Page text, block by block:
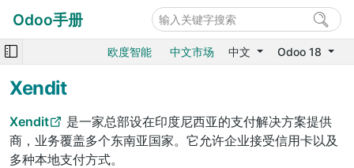
Odoo手册
欧度智能 中文市场 中文 Odoo 18
Xendit
Xendit
是一家总部设在印度尼西亚的支付解决方案提供
商，业务覆盖多个东南亚国家。它允许企业接受信用卡以及
多种本地支付方式。